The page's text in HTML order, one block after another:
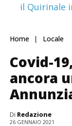
il Quirinale
Home Locale
Covid-
ancora
Di Redazione
26 GENNAIO 2021